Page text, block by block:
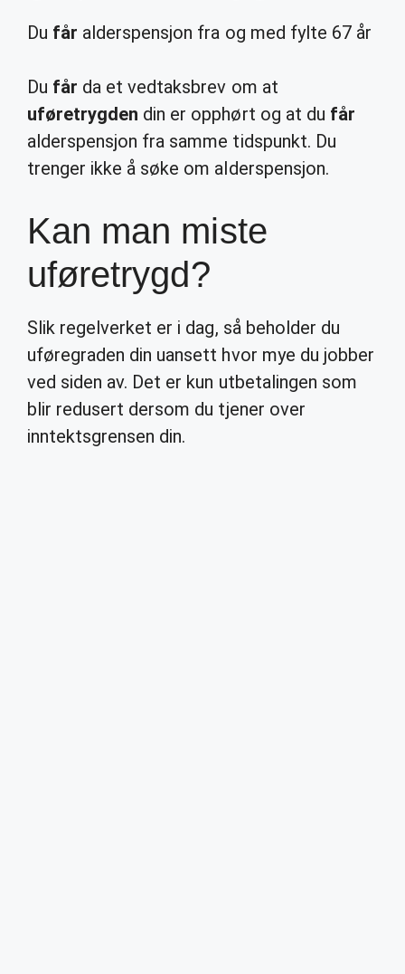
Du får alderspensjon fra og med fylte 67 år
Du får da et vedtaksbrev om at
uføretrygden din er opphørt og at du får
alderspensjon fra samme tidspunkt. Du
trenger ikke å søke om alderspensjon.
Kan man miste
uføretrygd?
Slik regelverket er i dag, så beholder du
uføregraden din uansett hvor mye du jobber
ved siden av. Det er kun utbetalingen som
blir redusert dersom du tjener over
inntektsgrensen din.